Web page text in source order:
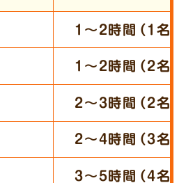
1～2時間（1名）
1～2時間（2名）
2～3時間（2名）
2～4時間（3名）
3～5時間（4名）